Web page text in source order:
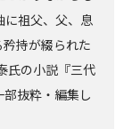
祖父、父、息
持が綴られた
氏の小説『三代
抜粋・編集し